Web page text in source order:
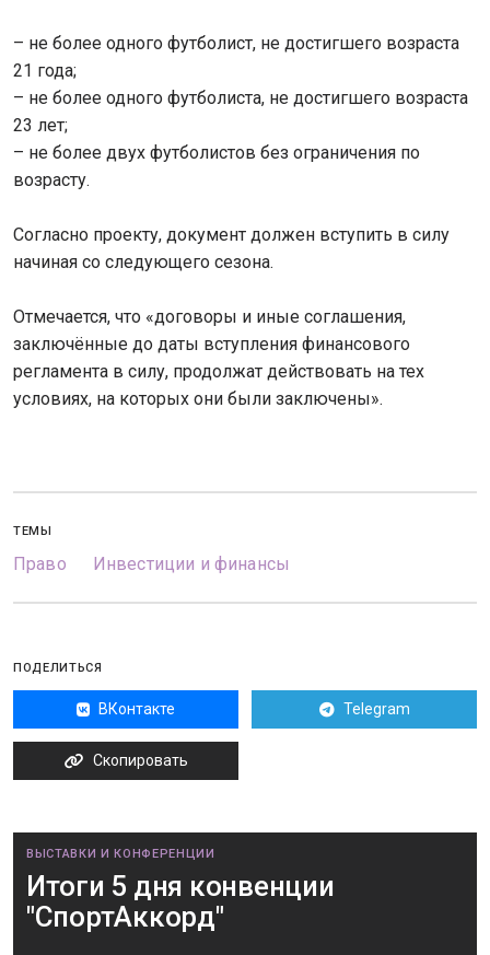
– не более одного футболист, не достигшего возраста
21 года;
– не более одного футболиста, не достигшего возраста
23 лет;
– не более двух футболистов без ограничения по
возрасту.
Согласно проекту, документ должен вступить в силу
начиная со следующего сезона.
Отмечается, что «договоры и иные соглашения,
заключённые до даты вступления финансового
регламента в силу, продолжат действовать на тех
условиях, на которых они были заключены».
ТЕМЫ
Право Инвестиции и финансы
ПОДЕЛИТЬСЯ
ВКонтакте Telegram
Скопировать
ВЫСТАВКИ И КОНФЕРЕНЦИИ
Итоги 5 дня конвенции
"СпортАккорд"